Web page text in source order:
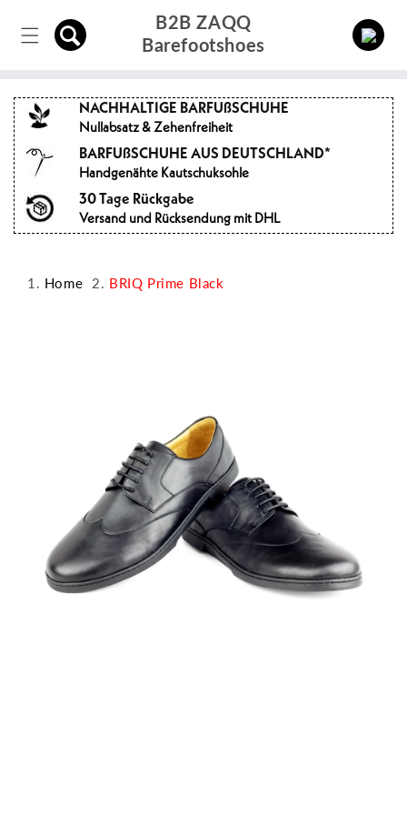
Inhalt
B2B ZAQQ
Barefootshoes
Einloggen
NACHHALTIGE BARFUßSCHUHE
Nullabsatz & Zehenfreiheit
BARFUßSCHUHE AUS DEUTSCHLAND*
Handgenähte Kautschuksohle
30 Tage Rückgabe
Versand und Rücksendung mit DHL
Home BRIQ Prime Black